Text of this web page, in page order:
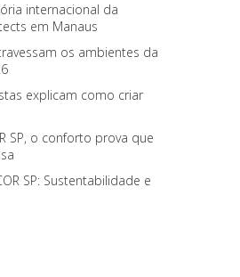
internacional da
em Manaus
os ambientes da
explicam como criar
SP, o conforto prova que
SP: Sustentabilidade e